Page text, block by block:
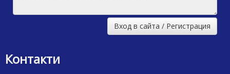
Вход в сайта / Регистрация
Контакти